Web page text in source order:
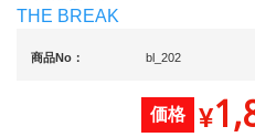
商品No： bl_202
価格 ¥